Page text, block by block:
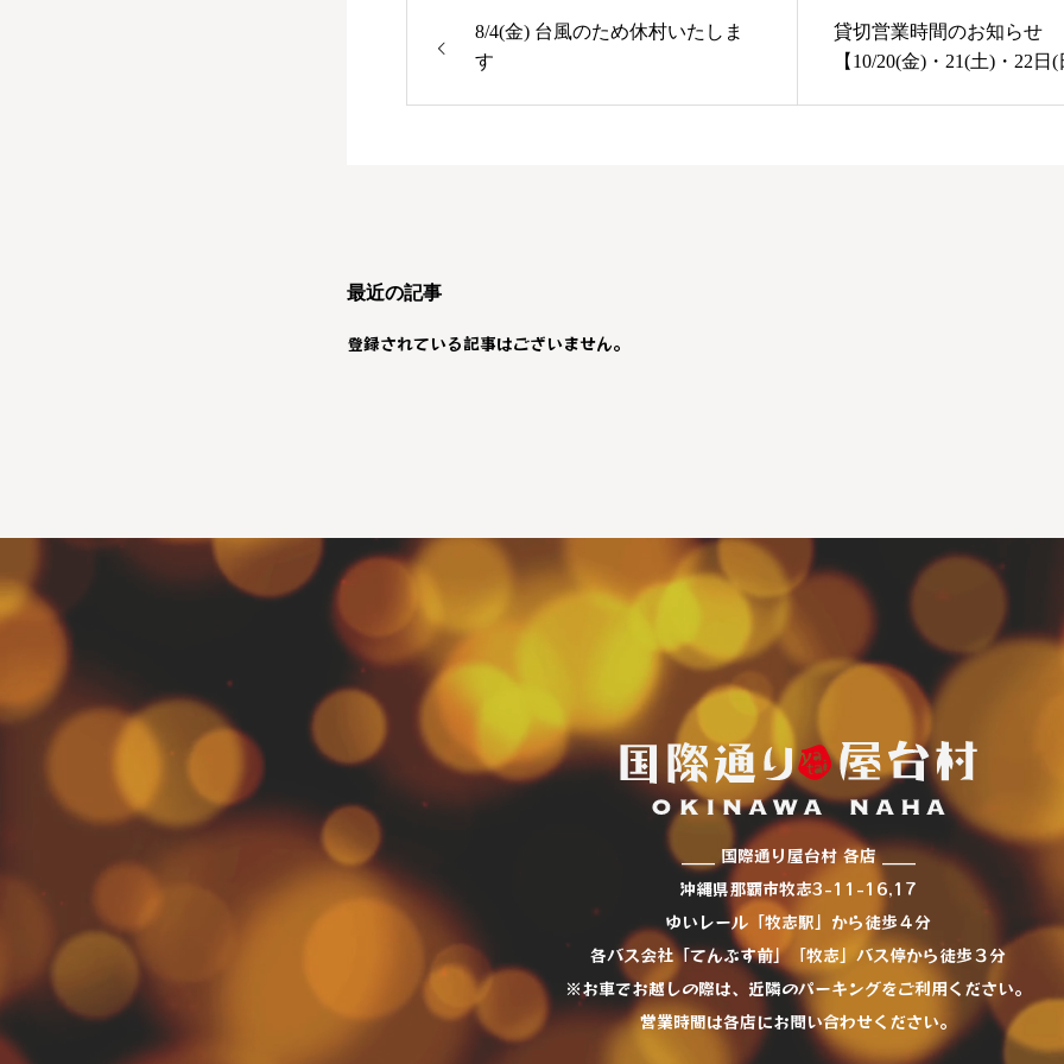
8/4(金) 台風のため休村いたしま
す
貸切営業時間のお知らせ
【10/20(金)・21(土)・22日
最近の記事
登録されている記事はございません。
____ 国際通り屋台村 各店 ____
沖縄県那覇市牧志3-11-16,17
ゆいレール「牧志駅」から徒歩４分
各バス会社「てんぶす前」「牧志」バス停から徒歩３分
※お車でお越しの際は、近隣のパーキングをご利用ください。
営業時間は各店にお問い合わせください。